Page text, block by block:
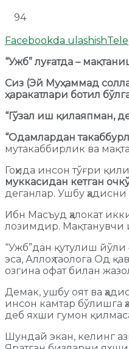
94
Facebookda ulashish
“Ужб” луғатда –
Сиз (Эй Муҳаммад
ҳаракатлари ботил
“Гўзал иш қилаяпман,
“Одамлардан
мутакаббирлик ва
Гоҳида инсон тўғри
муккасидан кетган
деганлар. Ушбу
Ибн Масъуд ҳалокат
лозимдир. Мақтанувчи
“Ужб”дан қутулиш
эса, Аллоҳ таолога Од
озгина офат билан
Демак, ушбу оят ва
инсон камтар бўлишга
деб яхши гумон
Шундай экан, келинг